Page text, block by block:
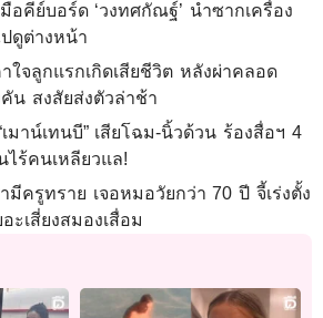
อคีย์บอร์ด ‘วงทศกัณฐ์’ นำซากเครื่อง
ดูต่างหน้า
ใจลูกแรกเกิดเสียชีวิต หลังผ่าคลอด
น สงสัยส่งตัวล่าช้า
มาน์เทนบี” เสียโฉม-นิ้วด้วน ร้องสื่อฯ 4
ร้คนเหลียวแล!
มีครูทราย เจอหมอวัยกว่า 70 ปี จี้เร่งตั้ง
ะเสี่ยงสมองเสื่อม